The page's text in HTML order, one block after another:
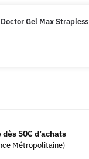
Gel Max Strapless
50€ d’achats
Métropolitaine)